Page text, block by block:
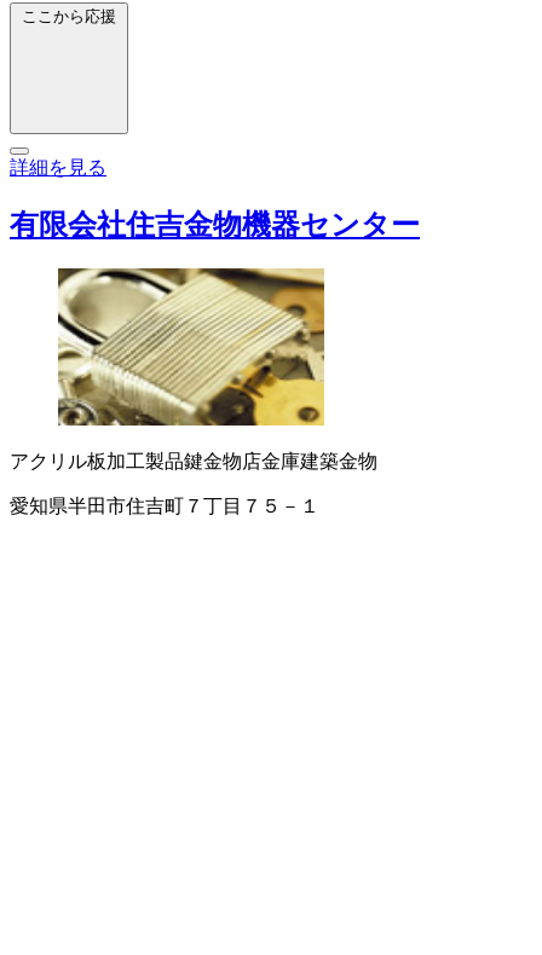
ここから応援
詳細を見る
有限会社住吉金物機器センター
アクリル板加工製品鍵金物店金庫建築金物
愛知県半田市住吉町７丁目７５－１